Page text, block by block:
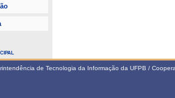
de Tecnologia da Informação da UFPB /